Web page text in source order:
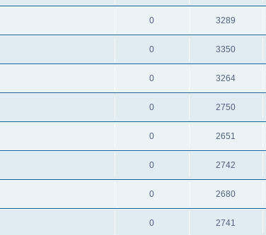
0 3289
0 3350
0 3264
0 2750
0 2651
0 2742
0 2680
0 2741